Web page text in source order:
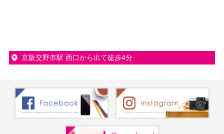
京阪交野市駅 西口から出て徒歩4分